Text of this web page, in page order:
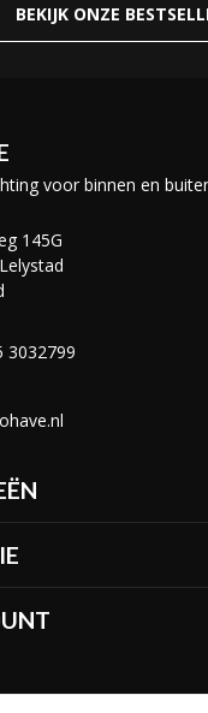
BEKIJK ONZE
voor binnen en
145G
3032799